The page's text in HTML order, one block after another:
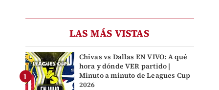
LAS MÁS VISTAS
Chivas vs Dallas EN VIVO: A qué
hora y dónde VER partido |
Minuto a minuto de Leagues Cup
2026